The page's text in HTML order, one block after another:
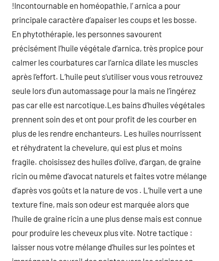
!Incontournable en homéopathie, l’ arnica a pour
principale caractère d’apaiser les coups et les bosse.
En phytothérapie, les personnes savourent
précisément l’huile végétale d’arnica, très propice pour
calmer les courbatures car l’arnica dilate les muscles
après l’effort. L’huile peut s’utiliser vous vous retrouvez
seule lors d’un automassage pour la mais ne l’ingérez
pas car elle est narcotique.Les bains d’huiles végétales
prennent soin des et ont pour profit de les courber en
plus de les rendre enchanteurs. Les huiles nourrissent
et réhydratent la chevelure, qui est plus et moins
fragile. choisissez des huiles d’olive, d’argan, de graine
ricin ou même d’avocat naturels et faites votre mélange
d’après vos goûts et la nature de vos . L’huile vert a une
texture fine, mais son odeur est marquée alors que
l’huile de graine ricin a une plus dense mais est connue
pour produire les cheveux plus vite. Notre tactique :
laisser nous votre mélange d’huiles sur les pointes et